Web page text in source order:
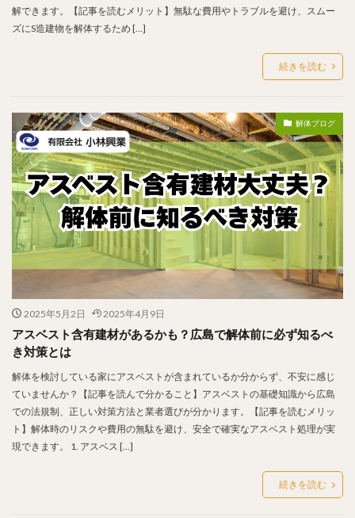
解できます。【記事を読むメリット】無駄な費用やトラブルを避け、スムー
ズにS造建物を解体するため […]
続きを読む
解体ブログ
2025年5月2日 2025年4月9日
アスベスト含有建材があるかも？広島で解体前に必ず知るべ
き対策とは
解体を検討している家にアスベストが含まれているか分からず、不安に感じ
ていませんか？【記事を読んで分かること】アスベストの基礎知識から広島
での法規制、正しい対策方法と業者選びが分かります。【記事を読むメリッ
ト】解体時のリスクや費用の無駄を避け、安全で確実なアスベスト処理が実
現できます。 1. アスベス […]
続きを読む